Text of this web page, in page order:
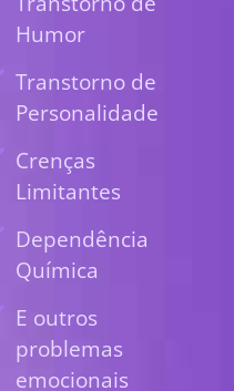
Humor
Transtorno de
Personalidade
Crenças
Limitantes
Dependência
Química
E outros
problemas
emocionais